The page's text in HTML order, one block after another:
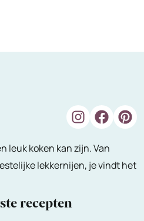
leuk koken kan zijn. Van
lekkernijen, je vindt het
recepten